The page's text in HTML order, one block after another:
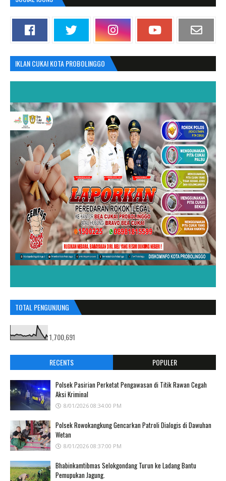
IKLAN CUKAI KOTA PROBOLINGGO
TOTAL PENGUNJUNG
1,700,691
RECENTS POPULER
Polsek Pasirian Perketat Pengawasan di Titik Rawan Cegah
Aksi Kriminal
8/01/2026 08:34:00 PM
Polsek Rowokangkung Gencarkan Patroli Dialogis di Dawuhan
Wetan
8/01/2026 08:37:00 PM
Bhabinkamtibmas Selokgondang Turun ke Ladang Bantu
Pemupukan Jagung.